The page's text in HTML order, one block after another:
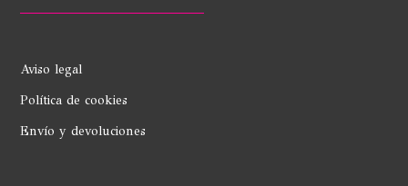
Aviso legal
Política de cookies
Envío y devoluciones